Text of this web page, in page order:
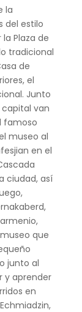
la
del estilo
Plaza de
tradicional
de
el
Junto
van
famoso
museo al
en el
ciudad, así
que
junto al
y aprender
en